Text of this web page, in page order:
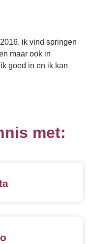
ik vind springen
maar ook in
goed in en ik kan
met: